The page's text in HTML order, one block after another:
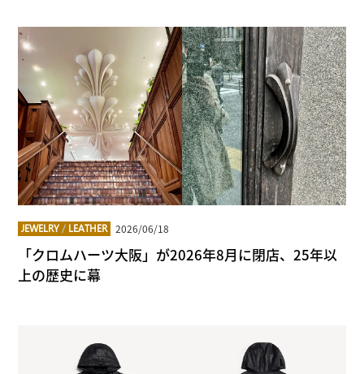
JEWELRY / LEATHER 2026/06/18
「クロムハーツ大阪」が2026年8月に閉店、25年以
上の歴史に幕